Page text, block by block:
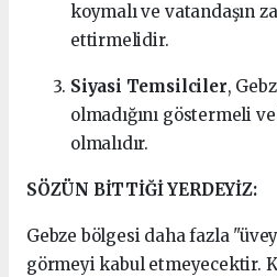
koymalı ve vatandaşın
ettirmelidir.
Siyasi Temsilciler,
olmadığını göstermeli
olmalıdır.
SÖZÜN BİTTİĞİ YERDEYİZ:
Gebze bölgesi daha fazla
görmeyi kabul etmeyecektir.